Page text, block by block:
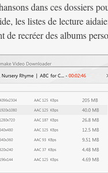
dans ces dossiers
les listes de lecture
de recréer des albums